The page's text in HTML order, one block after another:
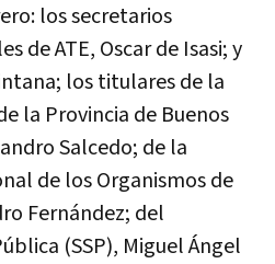
los secretarios
de ATE, Oscar de Isasi; y
los titulares de la
la Provincia de Buenos
Salcedo; de la
de los Organismos de
Fernández; del
(SSP), Miguel Ángel